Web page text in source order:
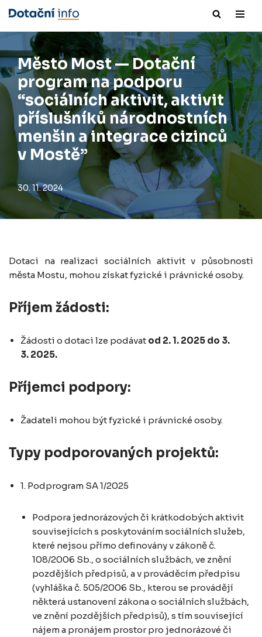
Přeskočit
obsah
Město Most — Dotační
program na podporu
“sociálních aktivit, aktivit
příslušníků národnostních
menšin a integrace cizinců
v Mostě”
30. 11. 2024
Dotaci na realizaci sociálních aktivit v působnosti
města Mostu, mohou získat fyzické i právnické osoby.
Příjem žádosti:
Žádosti o dotaci lze podávat od 2. 1. 2025 do 3.
3. 2025.
Příjemci podpory:
Žadateli mohou být fyzické i právnické osoby.
Typy podporovaných projektů:
1. Podprogram SA 1/2025
Podpora jednorázových či krátkodobých aktivit
souvisejících s poskytováním sociálních služeb,
které nejsou přímo definovány v zákoně č.
108/2006 Sb., o sociálních službách, ve znění
pozdějších předpisů, a v prováděcím předpisu
(vyhláška č. 505/2006 Sb., kterou se provádějí
některá ustanovení zákona o sociálních službách,
ve znění pozdějších předpisů), s tím související
nájem a pronájem prostor pro jednorázové či